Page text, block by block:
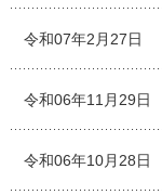
令和07年2月27日
令和06年11月29日
令和06年10月28日